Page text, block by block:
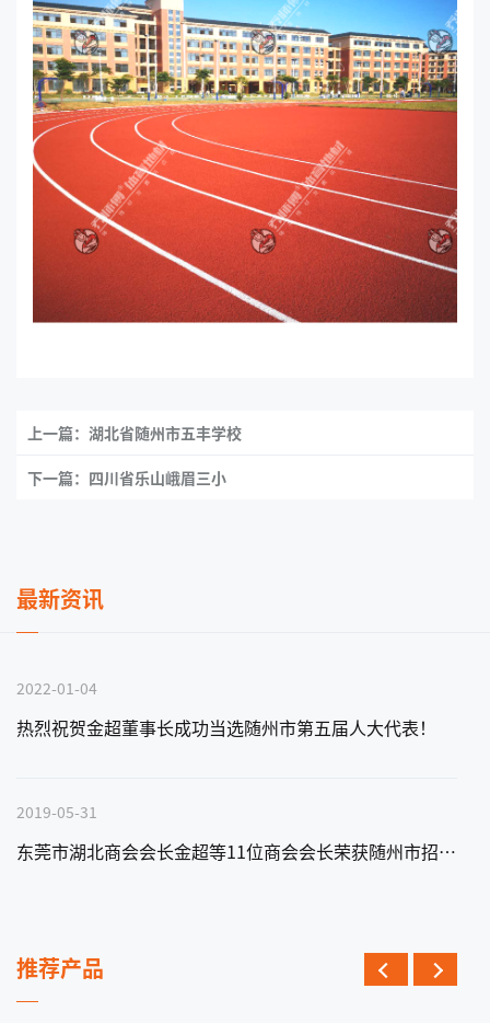
上一篇：湖北省随州市五丰学校
下一篇：四川省乐山峨眉三小
最新资讯
2022-01-04
热烈祝贺金超董事长成功当选随州市第五届人大代表！
2019-05-31
东莞市湖北商会会长金超等11位商会会长荣获随州市招商大使称号
推荐产品